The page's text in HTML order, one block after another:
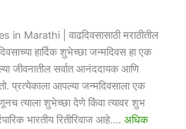
Marathi​ | वाढदिवसासाठी मराठीतील
हार्दिक शुभेच्छा जन्मदिवस हा एक
जीवनातील सर्वात आनंददायक आणि
प्रत्येकाला आपल्या जन्मदिवसाला एक
त्याला शुभेच्छा देणे किंवा त्यावर शुभ
भारतीय रितीरिवाज आहे.… अधिक